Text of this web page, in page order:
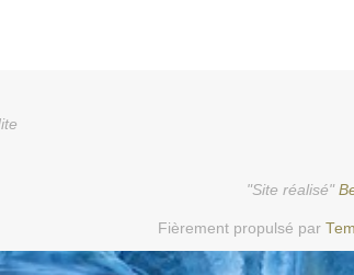
"Site réalisé"
Fièrement propulsé par